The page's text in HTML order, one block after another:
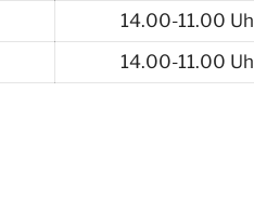
14.00-11.00
14.00-11.00